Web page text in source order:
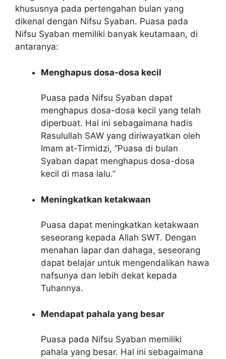
khususnya pada pertengahan bulan yang
dikenal dengan Nifsu Syaban. Puasa pada
Nifsu Syaban memiliki banyak keutamaan, di
antaranya:
Menghapus dosa-dosa kecil
Puasa pada Nifsu Syaban dapat
menghapus dosa-dosa kecil yang telah
diperbuat. Hal ini sebagaimana hadis
Rasulullah SAW yang diriwayatkan oleh
Imam at-Tirmidzi, “Puasa di bulan
Syaban dapat menghapus dosa-dosa
kecil di masa lalu.”
Meningkatkan ketakwaan
Puasa dapat meningkatkan ketakwaan
seseorang kepada Allah SWT. Dengan
menahan lapar dan dahaga, seseorang
dapat belajar untuk mengendalikan hawa
nafsunya dan lebih dekat kepada
Tuhannya.
Mendapat pahala yang besar
Puasa pada Nifsu Syaban memiliki
pahala yang besar. Hal ini sebagaimana